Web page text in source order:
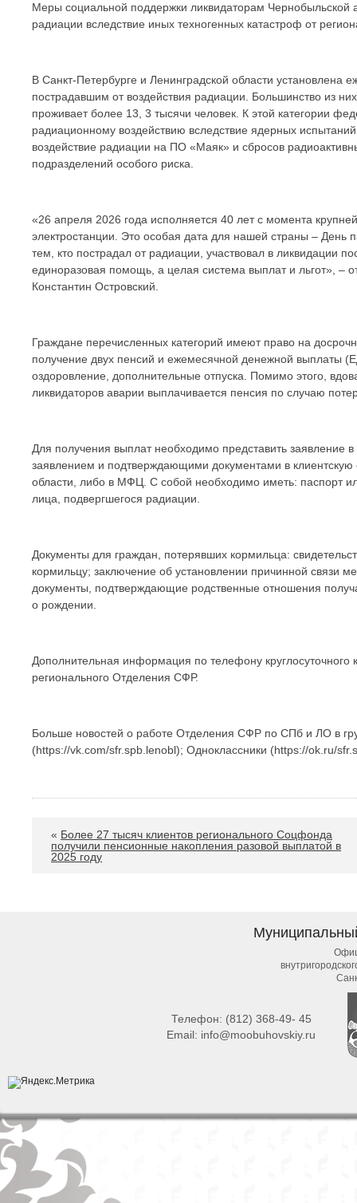
Меры социальной поддержки ликвидаторам
радиации вследствие иных техногенных катастроф от
В Санкт-Петербурге и Ленинградской области
пострадавшим от воздействия радиации. Большинство из
проживает более 13, 3 тысячи человек. К этой категории
радиационному воздействию вследствие ядерных
воздействие радиации на ПО «Маяк» и сбросов
подразделений особого риска.
«26 апреля 2026 года исполняется 40 лет с момента
электростанции. Это особая дата для нашей страны – День
тем, кто пострадал от радиации, участвовал в ликвидации
единоразовая помощь, а целая система выплат и льгот»,
Константин Островский.
Граждане перечисленных категорий имеют право на
получение двух пенсий и ежемесячной денежной выплаты
оздоровление, дополнительные отпуска. Помимо этого,
ликвидаторов аварии выплачивается пенсия по случаю
Для получения выплат необходимо представить заявление
заявлением и подтверждающими документами в
области, либо в МФЦ. С собой необходимо иметь: паспорт
лица, подвергшегося радиации.
Документы для граждан, потерявших кормильца:
кормильцу; заключение об установлении причинной связи
документы, подтверждающие родственные отношения
о рождении.
Дополнительная информация по телефону круглосуточного
регионального Отделения СФР.
Больше новостей о работе Отделения СФР по СПб и ЛО в
(https://vk.com/sfr.spb.lenobl); Одноклассники (https://ok.ru/
« Более 27 тысяч клиентов регионального Соцфонда
получили пенсионные накопления разовой выплатой в
2025 году
Телефон: (812) 368-49- 45
Email: info@moobuhovskiy.ru